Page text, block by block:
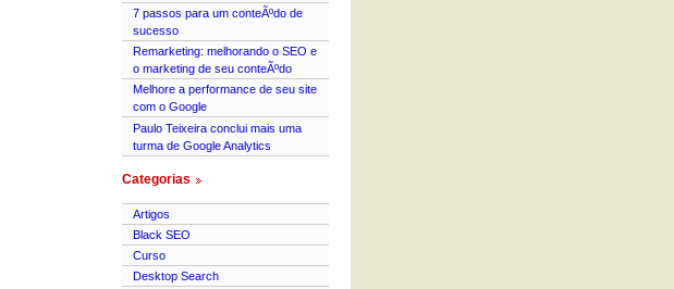
7 passos para um conteÃºdo de
sucesso
Remarketing: melhorando o SEO e
o marketing de seu conteÃºdo
Melhore a performance de seu site
com o Google
Paulo Teixeira conclui mais uma
turma de Google Analytics
Categorias
Artigos
Black SEO
Curso
Desktop Search